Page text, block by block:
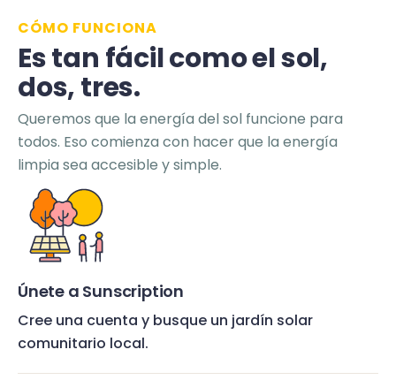
CÓMO FUNCIONA
Es tan fácil como el sol,
dos, tres.
Queremos que la energía del sol funcione para
todos. Eso comienza con hacer que la energía
limpia sea accesible y simple.
Únete a Sunscription
Cree una cuenta y busque un jardín solar
comunitario local.